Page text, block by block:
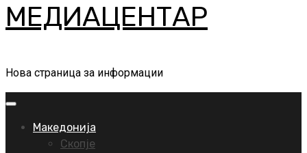
МЕДИАЦЕНТАР
Нова страница за информации
Primary
Македонија
Скопје